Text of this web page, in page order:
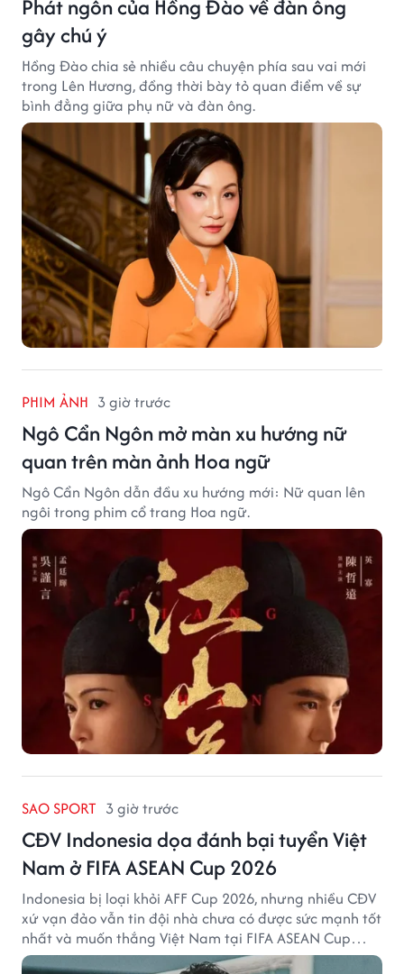
Phát ngôn của Hồng Đào về đàn ông
gây chú ý
Hồng Đào chia sẻ nhiều câu chuyện phía sau vai mới
trong Lên Hương, đồng thời bày tỏ quan điểm về sự
bình đẳng giữa phụ nữ và đàn ông.
PHIM ẢNH 3 giờ trước
Ngô Cẩn Ngôn mở màn xu hướng nữ
quan trên màn ảnh Hoa ngữ
Ngô Cẩn Ngôn dẫn đầu xu hướng mới: Nữ quan lên
ngôi trong phim cổ trang Hoa ngữ.
SAO SPORT 3 giờ trước
CĐV Indonesia dọa đánh bại tuyển Việt
Nam ở FIFA ASEAN Cup 2026
Indonesia bị loại khỏi AFF Cup 2026, nhưng nhiều CĐV
xứ vạn đảo vẫn tin đội nhà chưa có được sức mạnh tốt
nhất và muốn thắng Việt Nam tại FIFA ASEAN Cup
2026.